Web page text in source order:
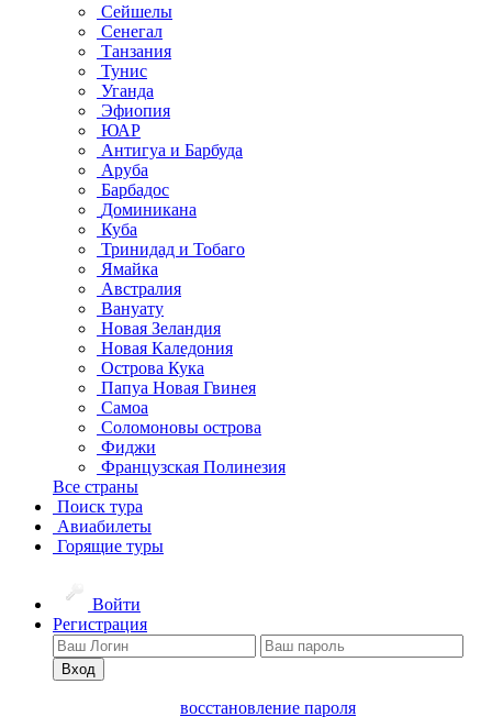
Сейшелы
Сенегал
Танзания
Тунис
Уганда
Эфиопия
ЮАР
Антигуа и Барбуда
Аруба
Барбадос
Доминикана
Куба
Тринидад и Тобаго
Ямайка
Австралия
Вануату
Новая Зеландия
Новая Каледония
Острова Кука
Папуа Новая Гвинея
Самоа
Соломоновы острова
Фиджи
Французская Полинезия
Все страны
Поиск тура
Авиабилеты
Горящие туры
Войти
Регистрация
Вход
восстановление пароля